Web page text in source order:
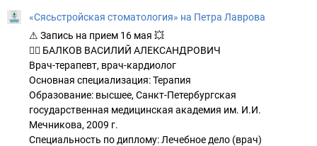
«Сясьстройская стоматология» на Петра Лаврова
⚠ Запись на прием 16 мая 💥
🧖‍♂ БАЛКОВ ВАСИЛИЙ АЛЕКСАНДРОВИЧ
Врач-терапевт, врач-кардиолог
Основная специализация: Терапия
Образование: высшее, Санкт-Петербургская
государственная медицинская академия им. И.И.
Мечникова, 2009 г.
Специальность по диплому: Лечебное дело (врач)